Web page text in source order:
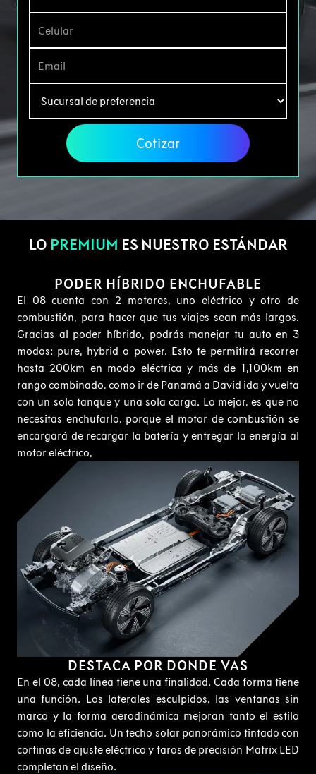
Cotizar
LO PREMIUM ES NUESTRO ESTÁNDAR
PODER HÍBRIDO ENCHUFABLE
El 08 cuenta con 2 motores, uno eléctrico y otro de
combustión, para hacer que tus viajes sean más largos.
Gracias al poder híbrido, podrás manejar tu auto en 3
modos: pure, hybrid o power. Esto te permitirá recorrer
hasta 200km en modo eléctrica y más de 1,100km en
rango combinado, como ir de Panamá a David ida y vuelta
con un solo tanque y una sola carga. Lo mejor, es que no
necesitas enchufarlo, porque el motor de combustión se
encargará de recargar la batería y entregar la energía al
motor eléctrico,
DESTACA POR DONDE VAS
En el 08, cada línea tiene una finalidad. Cada forma tiene
una función. Los laterales esculpidos, las ventanas sin
marco y la forma aerodinámica mejoran tanto el estilo
como la eficiencia. Un techo solar panorámico tintado con
cortinas de ajuste eléctrico y faros de precisión Matrix LED
completan el diseño.